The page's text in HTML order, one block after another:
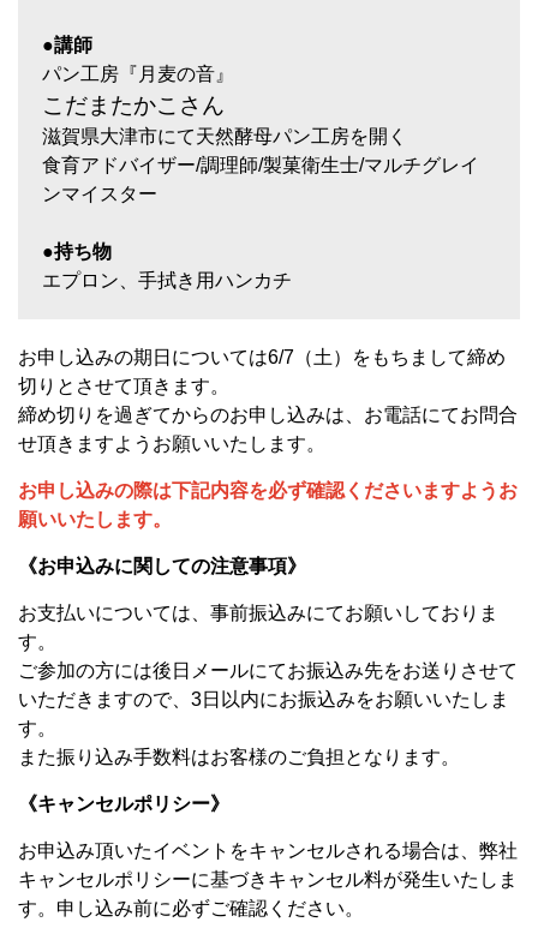
●講師
パン工房『月麦の音』
こだまたかこさん
滋賀県大津市にて天然酵母パン工房を開く
食育アドバイザー/調理師/製菓衛生士/マルチグレイ
ンマイスター
●持ち物
エプロン、手拭き用ハンカチ
お申し込みの期日については6/7（土）をもちまして締め
切りとさせて頂きます。
締め切りを過ぎてからのお申し込みは、お電話にてお問合
せ頂きますようお願いいたします。
お申し込みの際は下記内容を必ず確認くださいますようお
願いいたします。
《お申込みに関しての注意事項》
お支払いについては、事前振込みにてお願いしておりま
す。
ご参加の方には後日メールにてお振込み先をお送りさせて
いただきますので、3日以内にお振込みをお願いいたしま
す。
また振り込み手数料はお客様のご負担となります。
《キャンセルポリシー》
お申込み頂いたイベントをキャンセルされる場合は、弊社
キャンセルポリシーに基づきキャンセル料が発生いたしま
す。申し込み前に必ずご確認ください。